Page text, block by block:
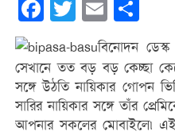
Facebook
Twitter Email
বিনোদন
সেখানে তত বড় বড় কেচ্ছা
সঙ্গে উঠতি নায়িকার গোপন
সারির নায়িকার সঙ্গে তাঁর
আপনার সকলের মোবাইলে৷